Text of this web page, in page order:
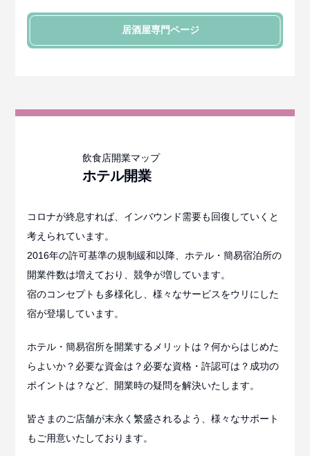
居酒屋専門ページ
ホテル開業
コロナが終息すれば、インバウンド需要も回復していくと
考えられています。
2016年の許可基準の規制緩和以降、ホテル・簡易宿泊所の
開業件数は増えており、競争が増しています。
宿のコンセプトも多様化し、様々なサービスをウリにした
宿が登場しています。
ホテル・簡易宿所を開業するメリットは？何からはじめた
らよいか？必要な資金は？必要な資格・許認可は？成功の
ポイントは？など、開業時の疑問を解決いたします。
皆さまのご店舗が末永く繁盛されるよう、様々なサポート
もご用意いたしております。